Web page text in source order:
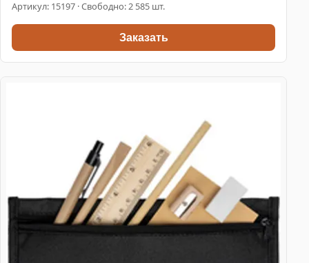
Артикул: 15197 · Свободно: 2 585 шт.
Заказать